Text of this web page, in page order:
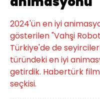
2024'ün en iyi
gösterilen "Vahşi
Türkiye'de de
türündeki en iyi
getirdik. Habertürk
seçkisi.